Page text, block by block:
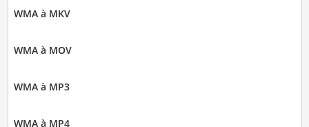
WMA à MKV
WMA à MOV
WMA à MP3
WMA à MP4